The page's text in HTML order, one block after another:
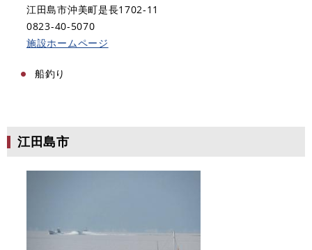
江田島市沖美町是長1702-11
0823-40-5070
施設ホームページ
船釣り​​
江田島市